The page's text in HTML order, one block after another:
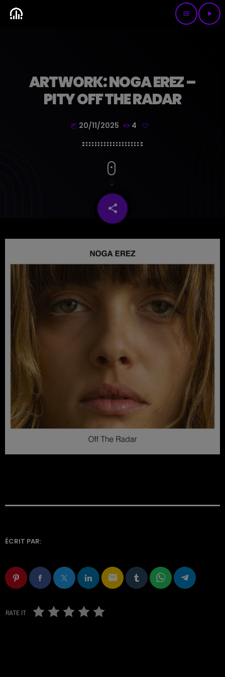
menu play_arrow
ARTWORK: NOGA EREZ –
PITY OFF THE RADAR
today 20/11/2025 4
share
email
ÉCRIT PAR:
email
RATE IT